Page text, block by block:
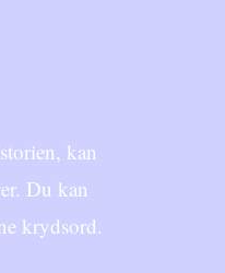
kan
Du kan
krydsord.